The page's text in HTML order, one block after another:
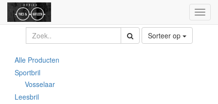
Sorteer op
Alle Producten
Sportbril
Vosselaar
Leesbril